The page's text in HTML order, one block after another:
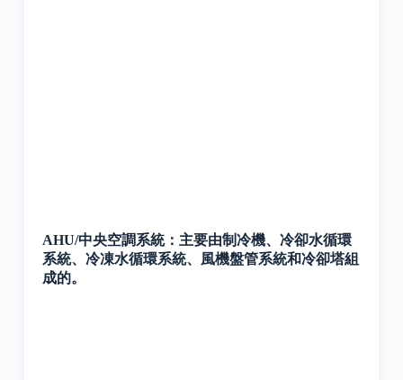
AHU/中央空調系統： 主要由制冷機、冷卻水循環
系統、冷凍水循環系統、風機盤管系統和冷卻塔組
成的。